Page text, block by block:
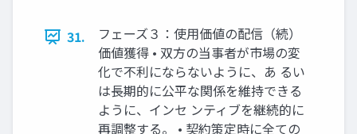
31.
フェーズ３：使用価値の配信（続）
価値獲得 • 双方の当事者が市場の変
化で不利にならないように、あ るい
は長期的に公平な関係を維持できる
ように、インセ ンティブを継続的に
再調整する。 • 契約策定時に全ての